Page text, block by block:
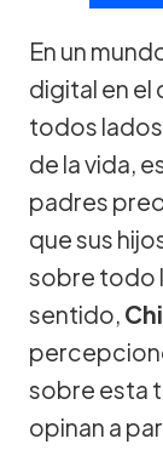
En un
digital en el
todos
de la vida,
padres
que sus
sobre todo
sentido,
sobre esta
opinan a